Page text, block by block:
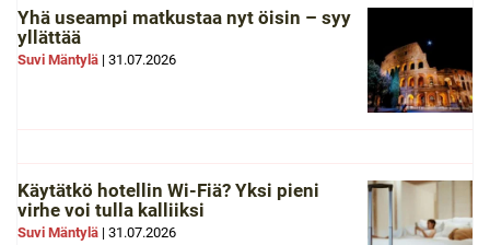
Yhä useampi matkustaa nyt öisin – syy
yllättää
Suvi Mäntylä | 31.07.2026
Käytätkö hotellin Wi-Fiä? Yksi pieni
virhe voi tulla kalliiksi
Suvi Mäntylä | 31.07.2026